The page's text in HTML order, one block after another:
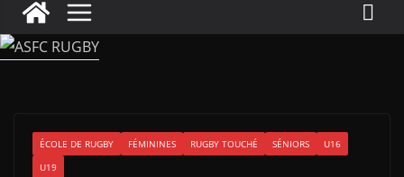
ÉCOLE DE RUGBY FÉMININES RUGBY TOUCHÉ SÉNIORS
U16
U19